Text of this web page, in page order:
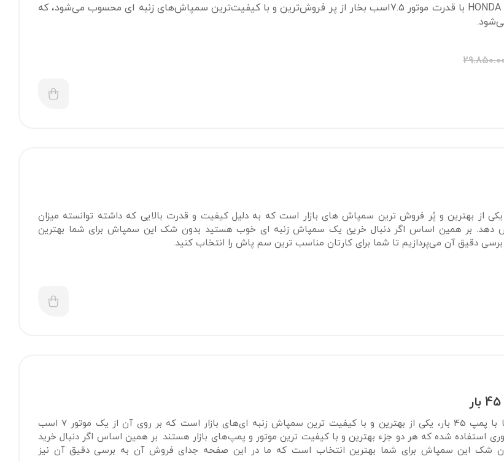
سمپاش زنبه ای تایوانی هوندا HONDA با قدرت موتور 7.5اسب بخار از پر فروش‌ترین و با کیفیت‌ترین سمپاش‌های زنبه ای محسوب می‌شود، که
یکی از بهترین و پُر فروش ترین سمپاش های بازار است که به دلیل کیفیت و قدرت بالایی که داشته توانسته میزان
دهد. بر همین اساس اگر دنبال خریئ یک سمپاش زنبه ای خوب هستید بدون شک این سمپاش برای شما بهترین
دقیق آن می‌پردازیم تا شما برای کارتان مناسب ترین سم پاش را انتخاب کنید.
سمپاش زنبه ای 7 اسب یاماها با پمپ 45 بار، یکی از بهترین و با کیفیت ترین سمپاش زنبه ای‌های بازار است که بر روی آن از یک موتور 7 اسب
پمپ 45 بار رینوپاوری استفاده شده که هر دو جزء بهترین و با کیفیت ترین موتور و پمپ‌های بازار هستند. بر همین اساس اگر دنبال خرید
این سمپاش برای شما بهترین انتخاب است که ما در این صفحه جدای فروش آن به برسی دقیق آن نیز